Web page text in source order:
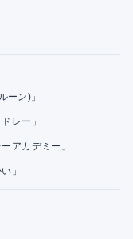
ーン)」
レー」
アカデミー」
」